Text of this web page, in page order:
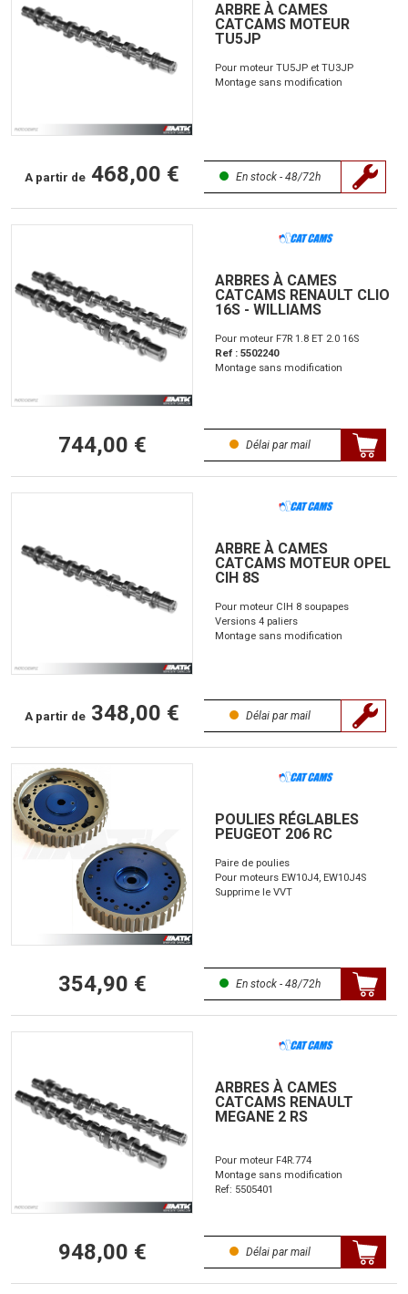
ARBRE À CAMES
CATCAMS MOTEUR
TU5JP
Pour moteur TU5JP et TU3JP
Montage sans modification
A partir de 468,00 € En stock - 48/72h
ARBRES À CAMES
CATCAMS RENAULT CLIO
16S - WILLIAMS
Pour moteur F7R 1.8 ET 2.0 16S
Ref : 5502240
Montage sans modification
744,00 € Délai par mail
ARBRE À CAMES
CATCAMS MOTEUR OPEL
CIH 8S
Pour moteur CIH 8 soupapes
Versions 4 paliers
Montage sans modification
A partir de 348,00 € Délai par mail
POULIES RÉGLABLES
PEUGEOT 206 RC
Paire de poulies
Pour moteurs EW10J4, EW10J4S
Supprime le VVT
354,90 € En stock - 48/72h
ARBRES À CAMES
CATCAMS RENAULT
MEGANE 2 RS
Pour moteur F4R.774
Montage sans modification
Ref: 5505401
948,00 € Délai par mail